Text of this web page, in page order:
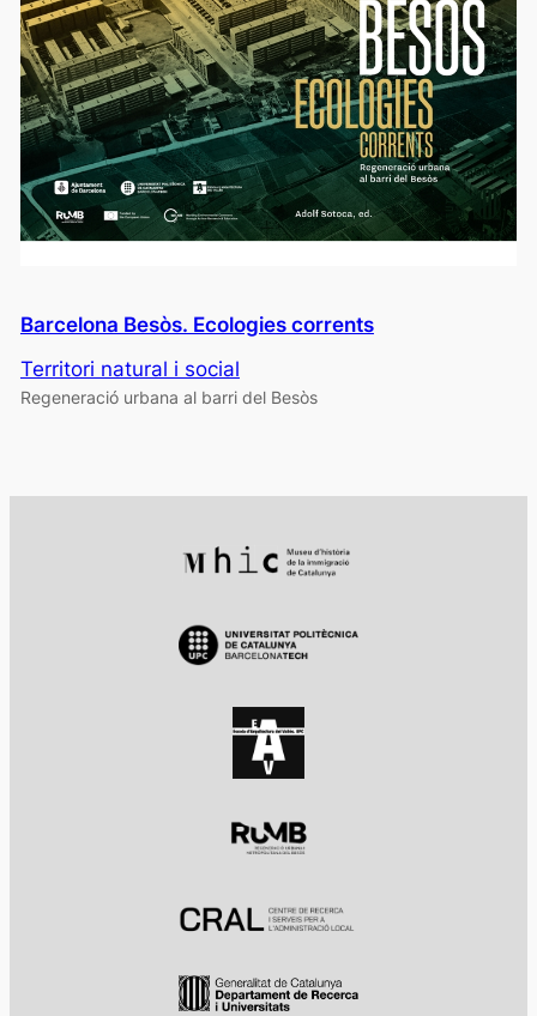
Barcelona Besòs. Ecologies corrents
Territori natural i social
Regeneració urbana al barri del Besòs